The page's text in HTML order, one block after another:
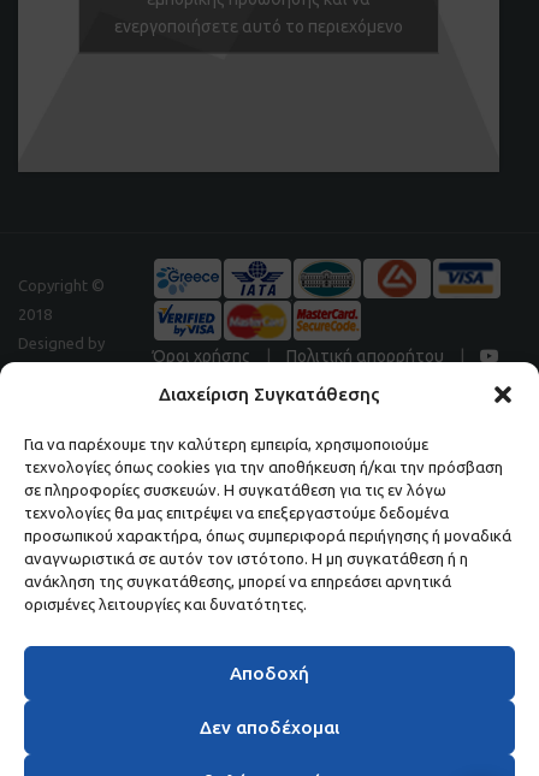
Διαχείριση Συγκατάθεσης
Για να παρέχουμε την καλύτερη εμπειρία, χρησιμοποιούμε
τεχνολογίες όπως cookies για την αποθήκευση ή/και την πρόσβαση
σε πληροφορίες συσκευών. Η συγκατάθεση για τις εν λόγω
τεχνολογίες θα μας επιτρέψει να επεξεργαστούμε δεδομένα
προσωπικού χαρακτήρα, όπως συμπεριφορά περιήγησης ή μοναδικά
αναγνωριστικά σε αυτόν τον ιστότοπο. Η μη συγκατάθεση ή η
ανάκληση της συγκατάθεσης, μπορεί να επηρεάσει αρνητικά
ορισμένες λειτουργίες και δυνατότητες.
Αποδοχή
Δεν αποδέχομαι
ενεργοποιήσετε αυτό το περιεχόμενο
Copyright ©
2018
Designed by
Όροι χρήσης Πολιτική απορρήτου
Μάθετε πρώτοι τα νέα και τις προσφορές μας.
ΕΓΓΡΑΦΕΙΤΕ ΣΤΟ NEWSLETTER ΜΑΣ.